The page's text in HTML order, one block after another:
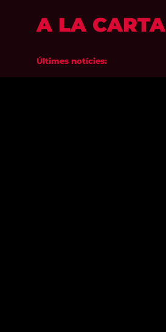
A LA CARTA
Últimes notícies: